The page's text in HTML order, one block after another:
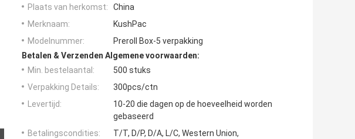
Plaats van herkomst:
China
Merknaam:
KushPac
Modelnummer:
Preroll Box-5 verpakking
Betalen & Verzenden Algemene voorwaarden:
Min. bestelaantal:
500 stuks
Verpakking Details:
300pcs/ctn
Levertijd:
10-20 die dagen op de hoeveelheid worden
gebaseerd
Betalingscondities:
T/T, D/P, D/A, L/C, Western Union,